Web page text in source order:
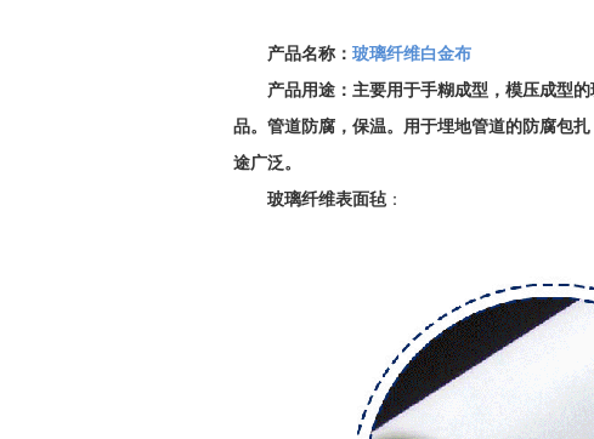
产品名称： 玻璃纤维白金布
产品用途：主要用于手糊成型，模压成型
品。管道防腐，保温。用于埋地管道的防腐包
途广泛。
玻璃纤维表面毡：